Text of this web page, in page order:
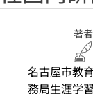
著者
名古屋市教
務局生涯学